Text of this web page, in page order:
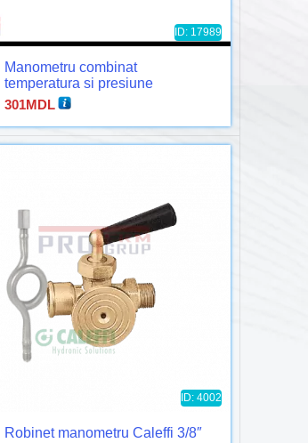
ID: 17989
Manometru combinat
temperatura si presiune
(Tridicator) 1/2″
301MDL
ID: 4002
Robinet manometru Caleffi 3/8″